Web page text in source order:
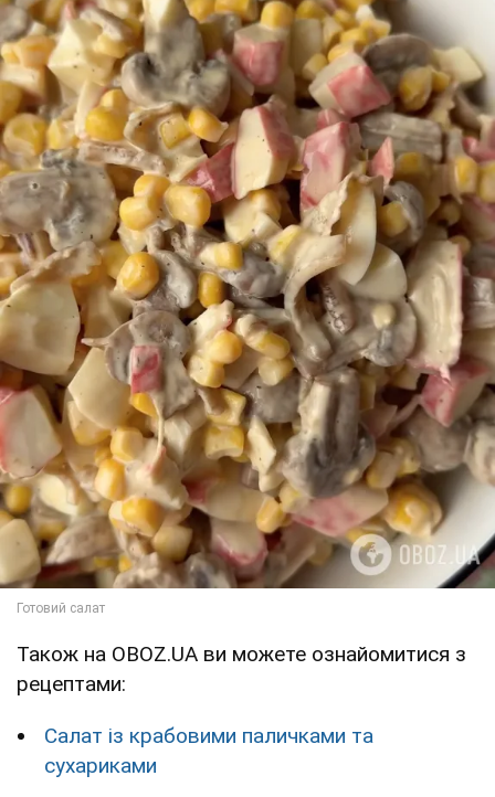
Також на OBOZ.UA ви можете ознайомитися з
рецептами:
Салат із крабовими паличками та
сухариками